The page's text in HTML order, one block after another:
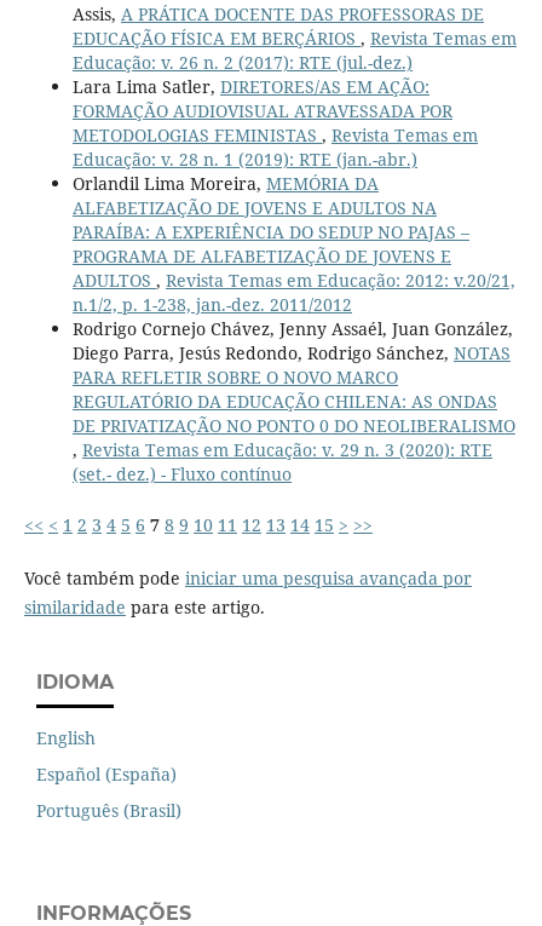
Assis, A PRÁTICA DOCENTE DAS PROFESSORAS DE
EDUCAÇÃO FÍSICA EM BERÇÁRIOS , Revista Temas em
Educação: v. 26 n. 2 (2017): RTE (jul.-dez.)
Lara Lima Satler, DIRETORES/AS EM AÇÃO:
FORMAÇÃO AUDIOVISUAL ATRAVESSADA POR
METODOLOGIAS FEMINISTAS , Revista Temas em
Educação: v. 28 n. 1 (2019): RTE (jan.-abr.)
Orlandil Lima Moreira, MEMÓRIA DA
ALFABETIZAÇÃO DE JOVENS E ADULTOS NA
PARAÍBA: A EXPERIÊNCIA DO SEDUP NO PAJAS –
PROGRAMA DE ALFABETIZAÇÃO DE JOVENS E
ADULTOS , Revista Temas em Educação: 2012: v.20/21,
n.1/2, p. 1-238, jan.-dez. 2011/2012
Rodrigo Cornejo Chávez, Jenny Assaél, Juan González,
Diego Parra, Jesús Redondo, Rodrigo Sánchez, NOTAS
PARA REFLETIR SOBRE O NOVO MARCO
REGULATÓRIO DA EDUCAÇÃO CHILENA: AS ONDAS
DE PRIVATIZAÇÃO NO PONTO 0 DO NEOLIBERALISMO
, Revista Temas em Educação: v. 29 n. 3 (2020): RTE
(set.- dez.) - Fluxo contínuo
<< < 1 2 3 4 5 6 7 8 9 10 11 12 13 14 15 > >>
Você também pode iniciar uma pesquisa avançada por
similaridade para este artigo.
IDIOMA
English
Español (España)
Português (Brasil)
INFORMAÇÕES